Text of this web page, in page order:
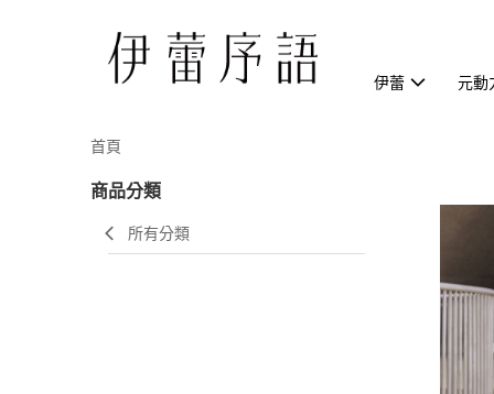
伊蕾 元動
首頁
商品分類
所有分類